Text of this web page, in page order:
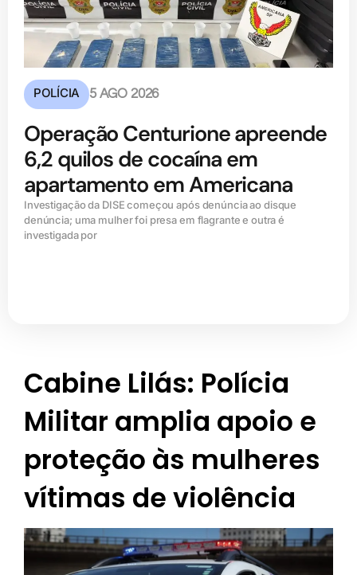
POLÍCIA 5 AGO 2026
Operação Centurione apreende
6,2 quilos de cocaína em
apartamento em Americana
Investigação da DISE começou após denúncia ao disque
denúncia; uma mulher foi presa em flagrante e outra é
investigada por
Cabine Lilás: Polícia
Militar amplia apoio e
proteção às mulheres
vítimas de violência